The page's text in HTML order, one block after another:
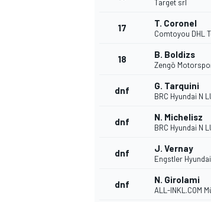
Target srl
17 T. Coronel
Comtoyou DHL
18 B. Boldizs
Zengö
dnf G. Tarquini
BRC Hyundai N
dnf N. Michelisz
BRC Hyundai N
dnf J. Vernay
Engstler
dnf N. Girolami
ALL-INKL.COM